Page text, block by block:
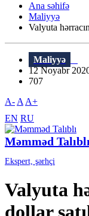
Ana səhifə
Maliyyə
Valyuta
Maliyyə
12 Noyabr
707
A- A A+
EN RU
Məmməd Talıblı
Ekspert, şərhçi
Valyuta